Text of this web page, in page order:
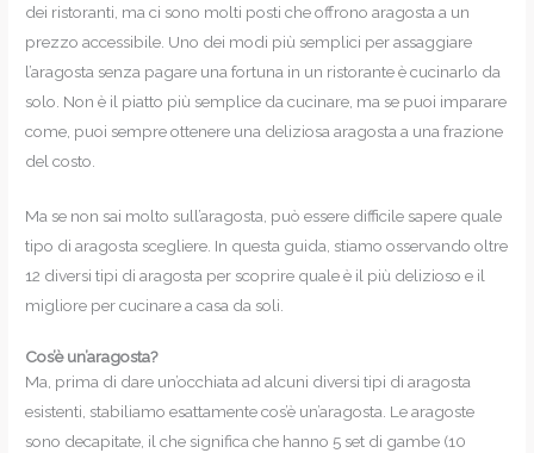
dei ristoranti, ma ci sono molti posti che offrono aragosta a un
prezzo accessibile. Uno dei modi più semplici per assaggiare
l’aragosta senza pagare una fortuna in un ristorante è cucinarlo da
solo. Non è il piatto più semplice da cucinare, ma se puoi imparare
come, puoi sempre ottenere una deliziosa aragosta a una frazione
del costo.
Ma se non sai molto sull’aragosta, può essere difficile sapere quale
tipo di aragosta scegliere. In questa guida, stiamo osservando oltre
12 diversi tipi di aragosta per scoprire quale è il più delizioso e il
migliore per cucinare a casa da soli.
Cos’è un’aragosta?
Ma, prima di dare un’occhiata ad alcuni diversi tipi di aragosta
esistenti, stabiliamo esattamente cos’è un’aragosta. Le aragoste
sono decapitate, il che significa che hanno 5 set di gambe (10